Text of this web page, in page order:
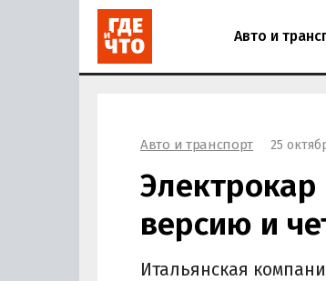
Авто и
Авто и транспорт 25
версию и
Итальянская